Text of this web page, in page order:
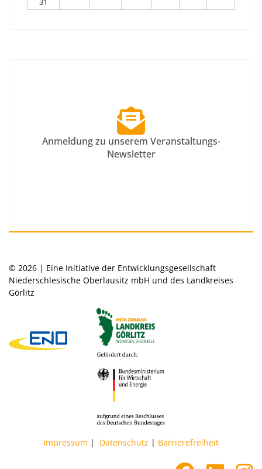
Anmeldung zu unserem Veranstaltungs-
Newsletter
© 2026 | Eine Initiative der Entwicklungsgesellschaft
Niederschlesische Oberlausitz mbH und des Landkreises
Görlitz
Impressum | Datenschutz | Barrierefreiheit